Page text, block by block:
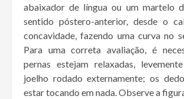
abaixador de língua ou um martelo
sentido póstero-anterior, desde o
concavidade, fazendo uma curva no
Para uma correta avaliação, é
pernas estejam relaxadas,
joelho rodado externamente; os
estar tocando em nada. Observe a